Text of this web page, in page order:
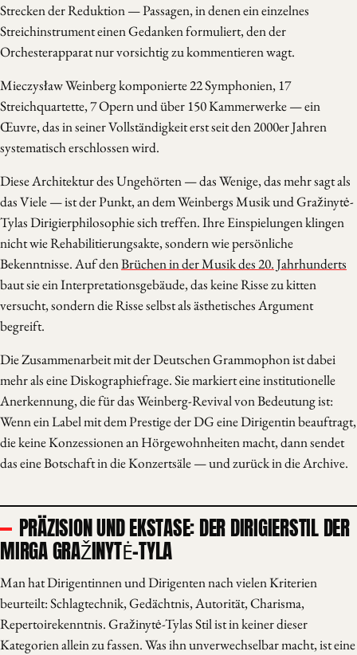
Strecken der Reduktion — Passagen, in denen ein einzelnes
Streichinstrument einen Gedanken formuliert, den der
Orchesterapparat nur vorsichtig zu kommentieren wagt.
Mieczysław Weinberg komponierte 22 Symphonien, 17
Streichquartette, 7 Opern und über 150 Kammerwerke — ein
Œuvre, das in seiner Vollständigkeit erst seit den 2000er Jahren
systematisch erschlossen wird.
Diese Architektur des Ungehörten — das Wenige, das mehr sagt als
das Viele — ist der Punkt, an dem Weinbergs Musik und Gražinytė-
Tylas Dirigierphilosophie sich treffen. Ihre Einspielungen klingen
nicht wie Rehabilitierungsakte, sondern wie persönliche
Bekenntnisse. Auf denBrüchen in der Musik des 20. Jahrhunderts
baut sie ein Interpretationsgebäude, das keine Risse zu kitten
versucht, sondern die Risse selbst als ästhetisches Argument
begreift.
Die Zusammenarbeit mit der Deutschen Grammophon ist dabei
mehr als eine Diskographiefrage. Sie markiert eine institutionelle
Anerkennung, die für das Weinberg-Revival von Bedeutung ist:
Wenn ein Label mit dem Prestige der DG eine Dirigentin beauftragt,
die keine Konzessionen an Hörgewohnheiten macht, dann sendet
das eine Botschaft in die Konzertsäle — und zurück in die Archive.
PRÄZISION UND EKSTASE: DER DIRIGIERSTIL DER
MIRGA GRAŽINYTĖ-TYLA
Man hat Dirigentinnen und Dirigenten nach vielen Kriterien
beurteilt: Schlagtechnik, Gedächtnis, Autorität, Charisma,
Repertoirekenntnis. Gražinytė-Tylas Stil ist in keiner dieser
Kategorien allein zu fassen. Was ihn unverwechselbar macht, ist eine